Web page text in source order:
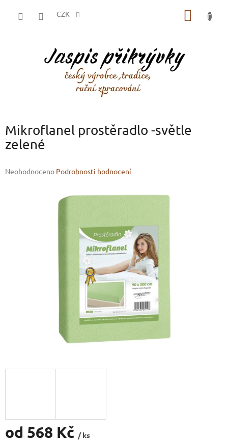
CZK
Mikroflanel prostěradlo -světle
zelené
Průměrné
Neohodnoceno Podrobnosti hodnocení
od 568 Kč / ks